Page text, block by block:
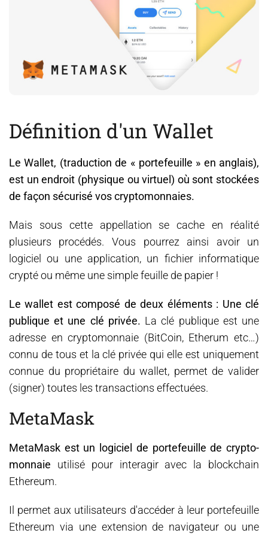
Contact
Définition d'un Wallet
Le Wallet, (traduction de « portefeuille » en anglais),
est un endroit (physique ou virtuel) où sont stockées
de façon sécurisé vos cryptomonnaies.
Mais sous cette appellation se cache en réalité
plusieurs procédés. Vous pourrez ainsi avoir un
logiciel ou une application, un fichier informatique
crypté ou même une simple feuille de papier !
Le wallet est composé de deux éléments : Une clé
publique et une clé privée. La clé publique est une
adresse en cryptomonnaie (BitCoin, Etherum etc…)
connu de tous et la clé privée qui elle est uniquement
connue du propriétaire du wallet, permet de valider
(signer) toutes les transactions effectuées.
MetaMask
MetaMask est un logiciel de portefeuille de crypto-
monnaie utilisé pour interagir avec la blockchain
Ethereum.
Il permet aux utilisateurs d'accéder à leur portefeuille
Ethereum via une extension de navigateur ou une